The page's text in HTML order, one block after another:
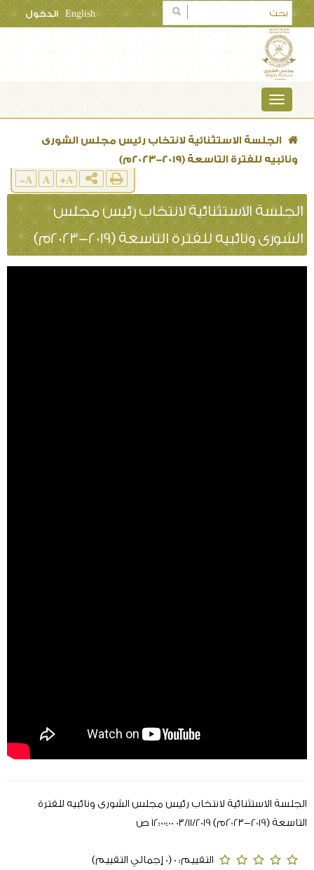
الدخول English
TOGGLE
NAVIGATION
الجلسة الاستثنائية لانتخاب رئيس مجلس الشورى
ونائبيه للفترة التاسعة (2019-2023م)
A+
A
A-
الجلسة الاستثنائية لانتخاب رئيس مجلس
الشورى ونائبيه للفترة التاسعة (2019-2023م)
الجلسة الاستثنائية لانتخاب رئيس مجلس الشورى ونائبيه للفترة
التاسعة (2019-2023م) 03/11/2019 12:00:00 ص
التقييم: 0 (0 إجمالي التقييم)